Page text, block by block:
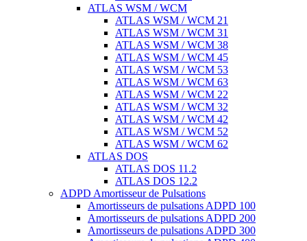
ATLAS WSM / WCM
ATLAS WSM / WCM 21
ATLAS WSM / WCM 31
ATLAS WSM / WCM 38
ATLAS WSM / WCM 45
ATLAS WSM / WCM 53
ATLAS WSM / WCM 63
ATLAS WSM / WCM 22
ATLAS WSM / WCM 32
ATLAS WSM / WCM 42
ATLAS WSM / WCM 52
ATLAS WSM / WCM 62
ATLAS DOS
ATLAS DOS 11.2
ATLAS DOS 12.2
ADPD Amortisseur de Pulsations
Amortisseurs de pulsations ADPD 100
Amortisseurs de pulsations ADPD 200
Amortisseurs de pulsations ADPD 300